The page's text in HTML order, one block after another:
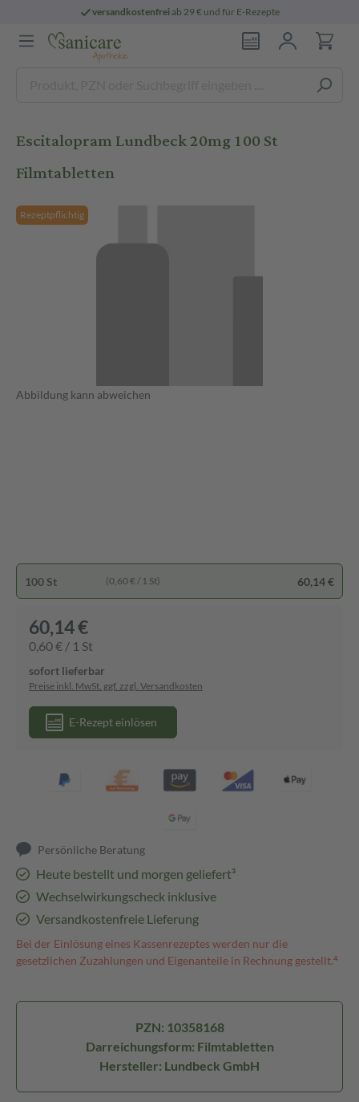
versandkostenfreiab 29 € und für E-Rezepte
Escitalopram Lundbeck 20mg 100 St
Filmtabletten
Rezeptpflichtig
Abbildung kann abweichen
100 St (0,60 € / 1 St) 60,14 €
60,14 €
0,60 € / 1 St
sofort lieferbar
Preise inkl. MwSt. ggf. zzgl. Versandkosten
E-Rezept einlösen
Persönliche Beratung
Heute bestellt und morgen geliefert³
Wechselwirkungscheck inklusive
Versandkostenfreie Lieferung
Bei der Einlösung eines Kassenrezeptes werden nur die
gesetzlichen Zuzahlungen und Eigenanteile in Rechnung gestellt.⁴
PZN: 10358168
Darreichungsform: Filmtabletten
Hersteller: Lundbeck GmbH